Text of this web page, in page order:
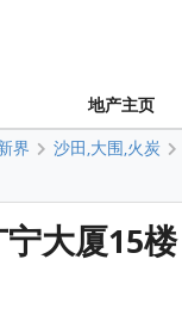
地产主页
界 沙田,大围,火炭
大厦15